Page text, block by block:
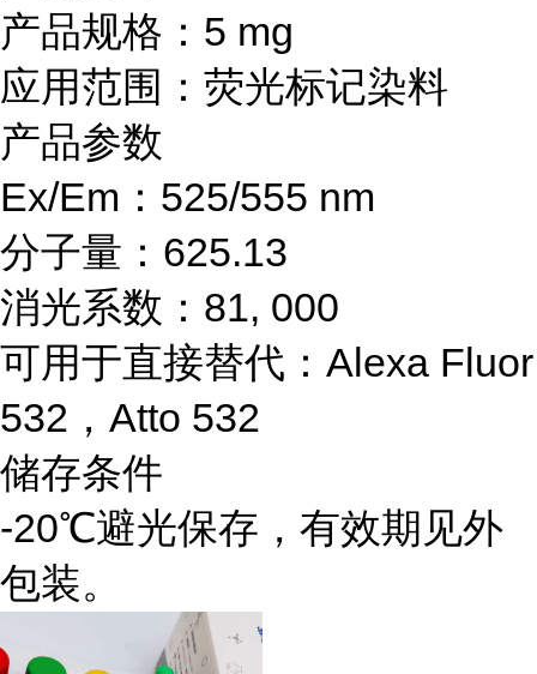
产品规格：5 mg
应用范围：荧光标记染料
产品参数
Ex/Em：525/555 nm
分子量：625.13
消光系数：81, 000
可用于直接替代：Alexa Fluor
532，Atto 532
储存条件
-20℃避光保存，有效期见外
包装。